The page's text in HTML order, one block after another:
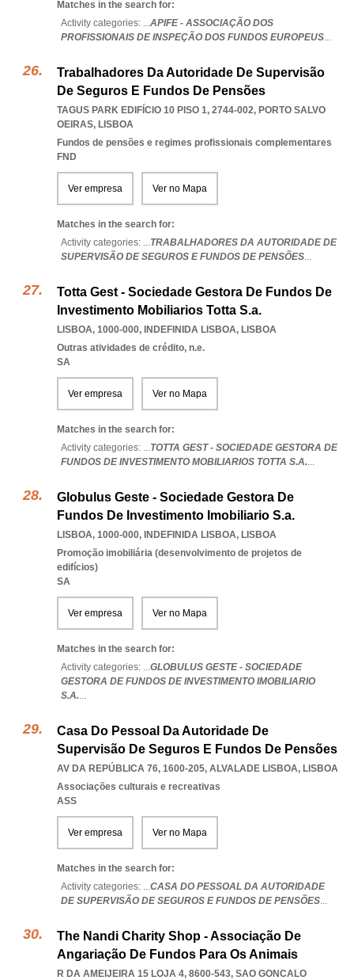
Matches in the search for:
Activity categories: ...APIFE - ASSOCIAÇÃO DOS
PROFISSIONAIS DE INSPEÇÃO DOS FUNDOS EUROPEUS...
Trabalhadores Da Autoridade De Supervisão
De Seguros E Fundos De Pensões
TAGUS PARK EDIFÍCIO 10 PISO 1, 2744-002, PORTO SALVO
OEIRAS, LISBOA
Fundos de pensões e regimes profissionais complementares
FND
Ver empresa Ver no Mapa
Matches in the search for:
Activity categories: ...TRABALHADORES DA AUTORIDADE DE
SUPERVISÃO DE SEGUROS E FUNDOS DE PENSÕES...
Totta Gest - Sociedade Gestora De Fundos De
Investimento Mobiliarios Totta S.a.
LISBOA, 1000-000, INDEFINIDA LISBOA, LISBOA
Outras atividades de crédito, n.e.
SA
Ver empresa Ver no Mapa
Matches in the search for:
Activity categories: ...TOTTA GEST - SOCIEDADE GESTORA DE
FUNDOS DE INVESTIMENTO MOBILIARIOS TOTTA S.A....
Globulus Geste - Sociedade Gestora De
Fundos De Investimento Imobiliario S.a.
LISBOA, 1000-000, INDEFINIDA LISBOA, LISBOA
Promoção imobiliária (desenvolvimento de projetos de
edifícios)
SA
Ver empresa Ver no Mapa
Matches in the search for:
Activity categories: ...GLOBULUS GESTE - SOCIEDADE
GESTORA DE FUNDOS DE INVESTIMENTO IMOBILIARIO
S.A....
Casa Do Pessoal Da Autoridade De
Supervisão De Seguros E Fundos De Pensões
AV DA REPÚBLICA 76, 1600-205, ALVALADE LISBOA, LISBOA
Associações culturais e recreativas
ASS
Ver empresa Ver no Mapa
Matches in the search for:
Activity categories: ...CASA DO PESSOAL DA AUTORIDADE
DE SUPERVISÃO DE SEGUROS E FUNDOS DE PENSÕES...
The Nandi Charity Shop - Associação De
Angariação De Fundos Para Os Animais
R DA AMEIJEIRA 15 LOJA 4, 8600-543, SAO GONCALO